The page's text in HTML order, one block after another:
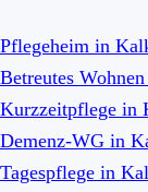
Pflegeheim in
Betreutes
Kurzzeitpflege in
Demenz-WG in
Tagespflege in